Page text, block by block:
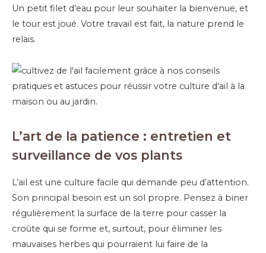
Un petit filet d’eau pour leur souhaiter la bienvenue, et
le tour est joué. Votre travail est fait, la nature prend le
relais.
L’art de la patience : entretien et
surveillance de vos plants
L’ail est une culture facile qui demande peu d’attention.
Son principal besoin est un sol propre. Pensez à biner
régulièrement la surface de la terre pour casser la
croûte qui se forme et, surtout, pour éliminer les
mauvaises herbes qui pourraient lui faire de la